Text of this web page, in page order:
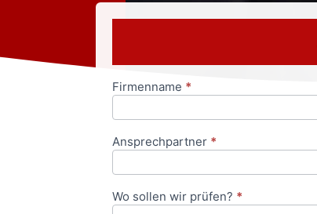
Anfrageformular
Firmenname *
Ansprechpartner *
Wo sollen wir prüfen? *